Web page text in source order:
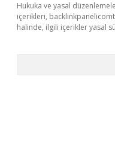
Hukuka ve yasal
içerikleri,
halinde, ilgili içerikler yasal